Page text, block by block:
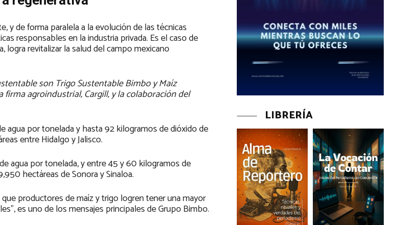
y de forma paralela a la evolución de las técnicas
responsables en la industria privada. Es el caso de
logra revitalizar la salud del campo mexicano
son Trigo Sustentable Bimbo y Maíz
agroindustrial, Cargill, y la colaboración del
agua por tonelada y hasta 92 kilogramos de dióxido de
entre Hidalgo y Jalisco.
agua por tonelada, y entre 45 y 60 kilogramos de
hectáreas de Sonora y Sinaloa.
productores de maíz y trigo logren tener una mayor
es uno de los mensajes principales de Grupo Bimbo.
LIBRERÍA